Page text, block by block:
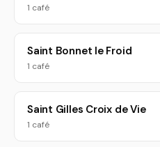
1 café
Saint Bonnet le Froid
1 café
Saint Gilles Croix de Vie
1 café